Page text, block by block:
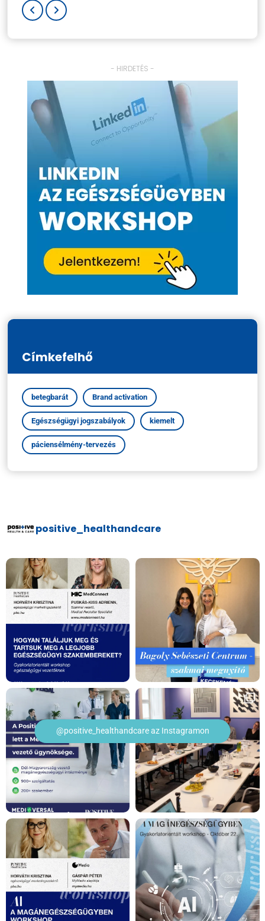
- HIRDETÉS -
Címkefelhő
betegbarát Brand activation
Egészségügyi jogszabályok kiemelt
páciensélmény-tervezés
@positive_healthandcare az Instagramon
positive_healthandcare